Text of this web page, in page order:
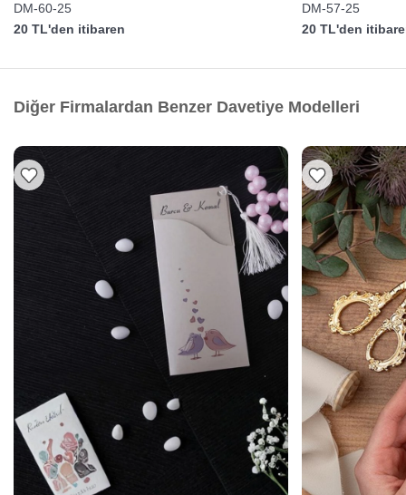
DM-60-25
20 TL'den itibaren
DM-57-25
20 TL'den
Diğer Firmalardan Benzer Davetiye Modelleri